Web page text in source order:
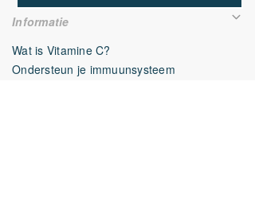
Alle Vitamine C producten
Fittergy Supplements
OrthoVitaal
B12 Vitamins
Informatie
Wat is Vitamine C?
Ondersteun je immuunsysteem